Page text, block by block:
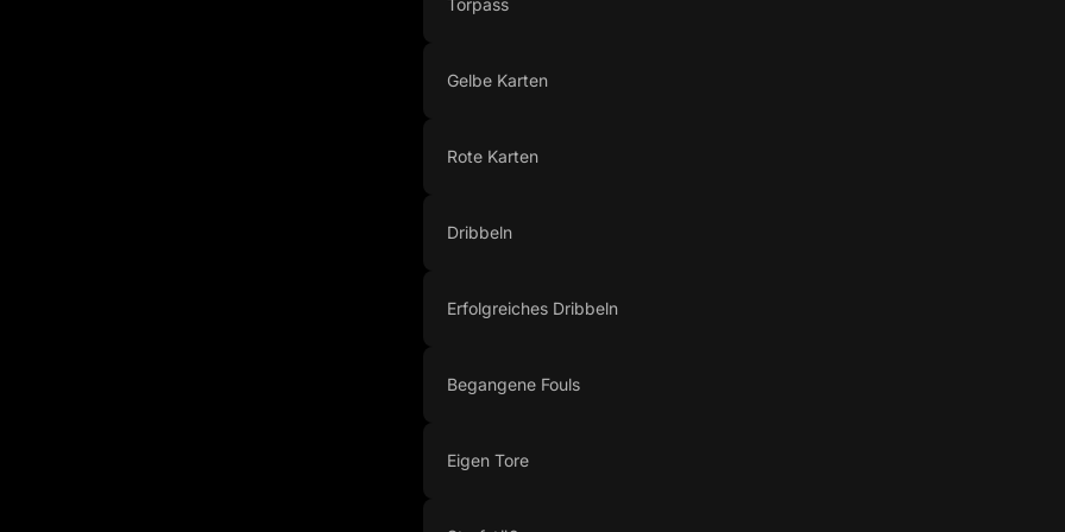
Torpass
Gelbe Karten
Rote Karten
Dribbeln
Erfolgreiches Dribbeln
Begangene Fouls
Eigen Tore